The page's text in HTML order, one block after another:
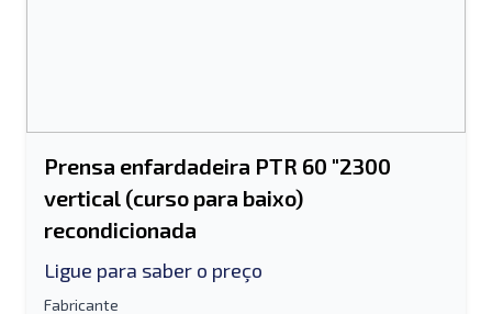
Prensa enfardadeira PTR 60 "2300
vertical (curso para baixo)
recondicionada
Ligue para saber o preço
Fabricante